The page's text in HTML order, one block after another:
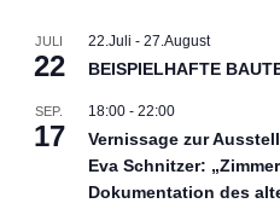
JULI
22
22.Juli - 27.August
BEISPIELHAFTE
SEP.
17
18:00- 22:00
Vernissage zur
Eva Schnitzer:
Dokumentation des